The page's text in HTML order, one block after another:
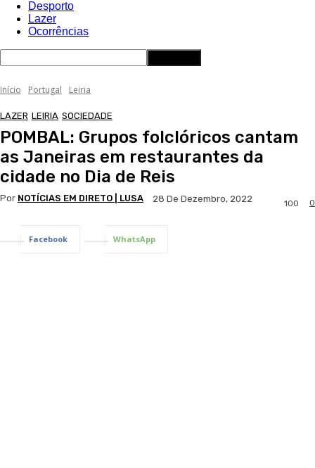
Desporto
Lazer
Ocorrências
Início Portugal Leiria
LAZER LEIRIA SOCIEDADE
POMBAL: Grupos folclóricos cantam
as Janeiras em restaurantes da
cidade no Dia de Reis
Por NOTÍCIAS EM DIRETO | LUSA 28 De Dezembro, 2022 0
100
Facebook WhatsApp